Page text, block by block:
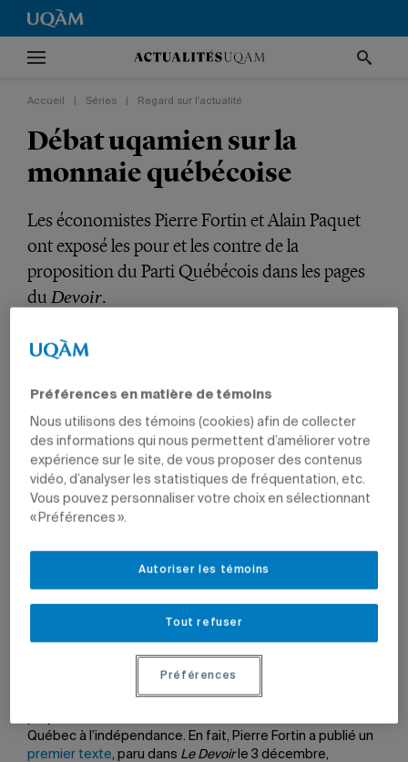
Accueil Séries Regard sur l'actualité
Débat uqamien sur la
monnaie québécoise
Les économistes Pierre Fortin et Alain Paquet
ont exposé les pour et les contre de la
proposition du Parti Québécois dans les pages
du Devoir.
Série
Regard sur l'actualité
VIE UNIVERSITAIRE GESTION PROFESSEURS
Un Québec souverain devrait-il disposer de sa propre
monnaie?
Image: Getty
Marie-Claude Bourdon
Au cours du mois de décembre dernier, le professeur
des sciences économiques de l’ESG UQAM Alain Paquet
ont publié, coup sur coup, deux textes d’opinion sur le
Québec à l’indépendance. En fait, Pierre Fortin a publié un
premier texte, paru dans Le Devoirle 3 décembre,
Préférences en matière de témoins
Nous utilisons des témoins (cookies) afin de collecter
des informations qui nous permettent d’améliorer votre
expérience sur le site, de vous proposer des contenus
vidéo, d’analyser les statistiques de fréquentation, etc.
Vous pouvez personnaliser votre choix en sélectionnant
« Préférences ».
Tout refuser
Autoriser les témoins
Préférences